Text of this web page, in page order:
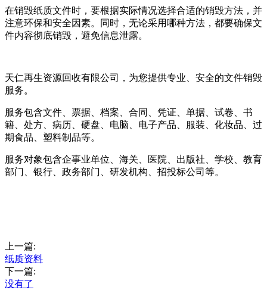
在销毁纸质文件时，要根据实际情况选择合适的销毁方法，并
注意环保和安全因素。同时，无论采用哪种方法，都要确保文
件内容彻底销毁，避免信息泄露。
天仁再生资源回收有限公司，为您提供专业、安全的文件销毁
服务。
服务包含文件、票据、档案、合同、凭证、单据、试卷、书
籍、处方、病历、硬盘、电脑、电子产品、服装、化妆品、过
期食品、塑料制品等。
服务对象包含企事业单位、海关、医院、出版社、学校、教育
部门、银行、政务部门、研发机构、招投标公司等。
上一篇:
纸质资料
下一篇:
没有了